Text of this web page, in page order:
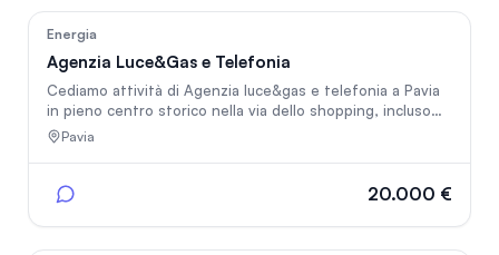
Energia
Agenzia Luce&Gas e Telefonia
Cediamo attività di Agenzia luce&gas e telefonia a Pavia
in pieno centro storico nella via dello shopping, incluso
pacchetto clienti fidelizzati e mandati attivi per Energia,
affitto economico in accordo con la proprietà.
Pavia
20.000 €